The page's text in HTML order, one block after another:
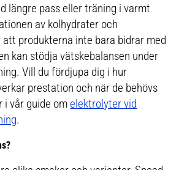
längre pass eller träning i varmt
av kolhydrater och
produkterna inte bara bidrar med
kan stödja vätskebalansen under
Vill du fördjupa dig i hur
prestation och när de behövs
i vår guide omelektrolyter vid
.